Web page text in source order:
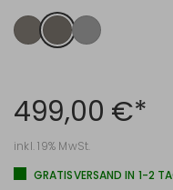
499,00 €*
inkl. 19% MwSt.
GRATISVERSAND IN 1-2